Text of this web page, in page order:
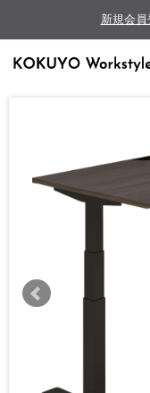
新規会